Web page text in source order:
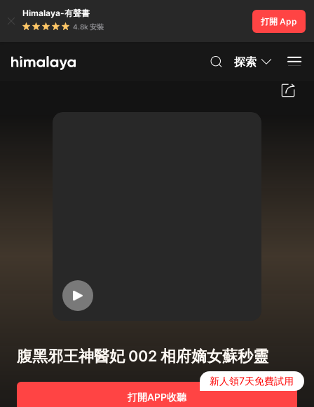
Himalaya-有聲書
4.8k 安裝
打開 App
探索
腹黑邪王神醫妃 002 相府嫡女蘇秒靈
打開APP收聽
新人領7天免費試用